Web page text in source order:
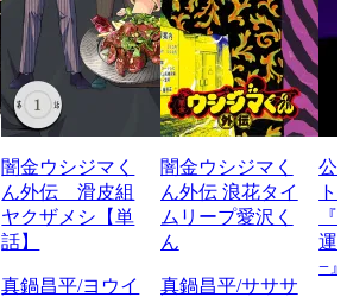
闇金ウシジマく
ん外伝 滑皮組
ヤクザメシ【単
話】
真鍋昌平/ヨウイ
闇金ウシジマく
ん外伝 浪花タイ
ムリープ愛沢く
ん
真鍋昌平/サササ
公
運
−